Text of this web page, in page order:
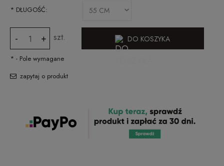
* DŁUGOŚĆ:
- + szt. DO KOSZYKA
* - Pole wymagane
zapytaj o produkt